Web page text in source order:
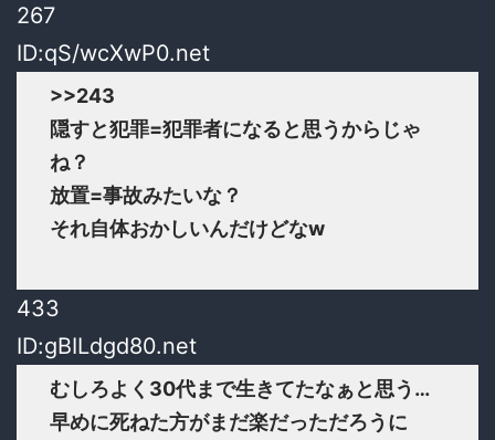
267
ID:qS/wcXwP0.net
>>243
隠すと犯罪=犯罪者になると思うからじゃ
ね？
放置=事故みたいな？
それ自体おかしいんだけどなw
433
ID:gBILdgd80.net
むしろよく30代まで生きてたなぁと思う…
早めに死ねた方がまだ楽だっただろうに